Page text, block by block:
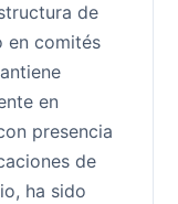
de
en comités
en
presencia
de
ha sido